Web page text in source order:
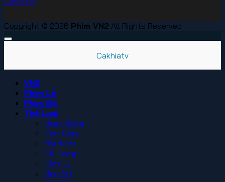
Copyright © 2026 Phim VN2 All Rights Reserved
Cakhiatv
VN2
Phim Lẻ
Phim Bộ
Thể Loại
Hành Động
Tình Cảm
Hài Hước
Cổ Trang
Tâm Lý
Hình Sự